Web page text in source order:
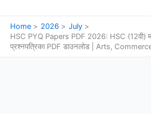
Home 2026
July
HSC PYQ Papers PDF 2026: HSC (12वी)
प्रश्नपत्रिका PDF डाउनलोड | Arts,